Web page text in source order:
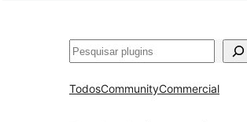
Pesquisar
TodosCommunityCommercial